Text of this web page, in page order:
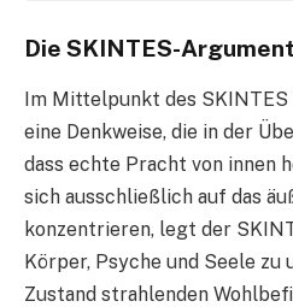
Die SKINTES-
Im Mittelpunkt des
eine Denkweise, die in der
dass echte Pracht von innen
sich ausschließlich auf das
konzentrieren, legt der
Körper, Psyche und Seele zu
Zustand strahlenden